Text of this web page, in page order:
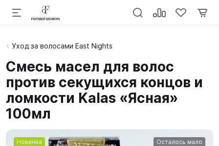
Уход за волосами East Nights
Смесь масел для волос
против секущихся концов и
ломкости Kalas «Ясная»
100мл
Новинка Осталось мало